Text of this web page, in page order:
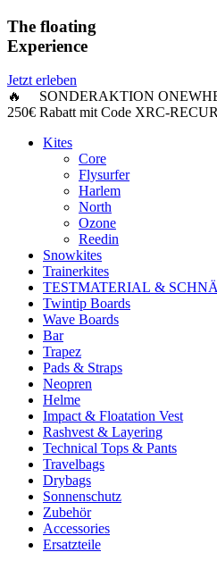
The floating
Experience
Jetzt erleben
🔥 SONDERAKTION
250€ Rabattmit Code XRC-
Kites
Core
Flysurfer
Harlem
North
Ozone
Reedin
Snowkites
Trainerkites
TESTMATERIAL &
Twintip Boards
Wave Boards
Bar
Trapez
Pads & Straps
Neopren
Helme
Impact & Floatation Vest
Rashvest & Layering
Technical Tops & Pants
Travelbags
Drybags
Sonnenschutz
Zubehör
Accessories
Ersatzteile